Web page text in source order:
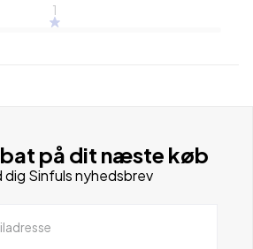
1
på dit næste køb
dig Sinfuls nyhedsbrev